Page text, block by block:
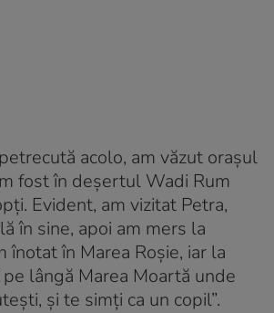
acolo, am văzut orașul
fost în deșertul Wadi Rum
Evident, am vizitat Petra,
în sine, apoi am mers la
înotat în Marea Roșie, iar la
lângă Marea Moartă unde
și te simți ca un copil”.